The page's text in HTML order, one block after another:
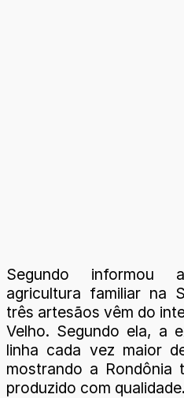
Segundo informou
agricultura familiar na
três artesãos vêm do
Velho. Segundo ela, a
linha cada vez maior
mostrando a Rondônia
produzido com qualidade.